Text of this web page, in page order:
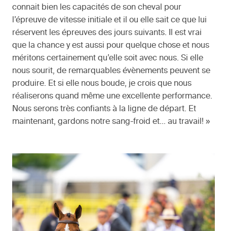
connait bien les capacités de son cheval pour
l’épreuve de vitesse initiale et il ou elle sait ce que lui
réservent les épreuves des jours suivants. Il est vrai
que la chance y est aussi pour quelque chose et nous
méritons certainement qu’elle soit avec nous. Si elle
nous sourit, de remarquables évènements peuvent se
produire. Et si elle nous boude, je crois que nous
réaliserons quand même une excellente performance.
Nous serons très confiants à la ligne de départ. Et
maintenant, gardons notre sang-froid et… au travail! »